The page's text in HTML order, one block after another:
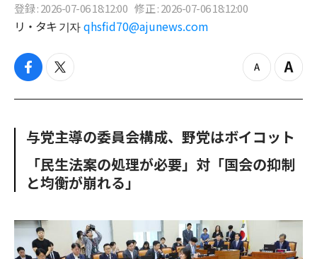
登録 : 2026-07-06 18:12:00 修正 : 2026-07-06 18:12:00
リ・タキ 기자 qhsfid70@ajunews.com
f
c
o
t
i
t
e
z
o
u
Z
o
n
与党主導の委員会構成、野党はボイコット
「民生法案の処理が必要」対「国会の抑制
と均衡が崩れる」